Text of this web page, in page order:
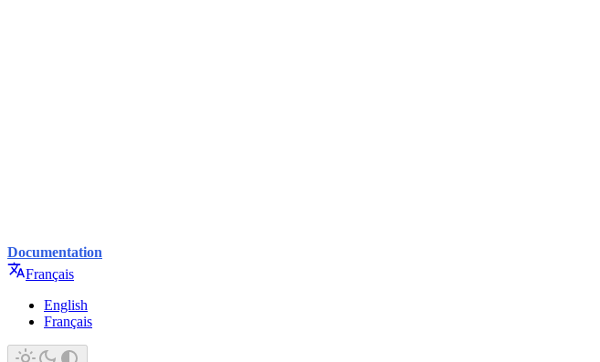
Documentation
Français
English
Français